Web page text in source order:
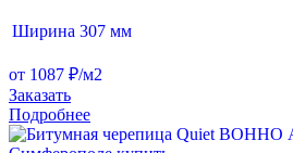
Ширина 307 мм
от 1087 ₽/м2
Заказать
Подробнее